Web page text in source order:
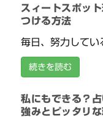
スィートスポッ
つける方法
毎日、努力してい
続きを読む
私にもできる？
強みとピッタリ